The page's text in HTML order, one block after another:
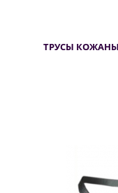
ТРУСЫ